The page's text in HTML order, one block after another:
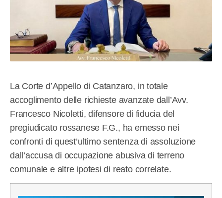
La Corte d’Appello di Catanzaro, in totale
accoglimento delle richieste avanzate dall’Avv.
Francesco Nicoletti, difensore di fiducia del
pregiudicato rossanese F.G., ha emesso nei
confronti di quest’ultimo sentenza di assoluzione
dall’accusa di occupazione abusiva di terreno
comunale e altre ipotesi di reato correlate.